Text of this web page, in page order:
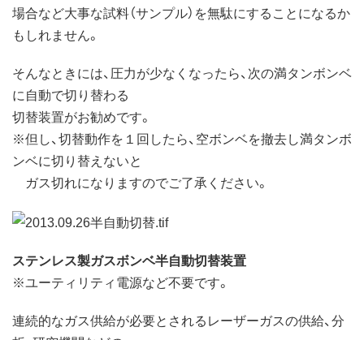
場合など大事な試料（サンプル）を無駄にすることになるか
もしれません。
そんなときには、圧力が少なくなったら、次の満タンボンベ
に自動で切り替わる
切替装置がお勧めです。
※但し、切替動作を１回したら、空ボンベを撤去し満タンボ
ンベに切り替えないと
ガス切れになりますのでご了承ください。
ステンレス製ガスボンベ半自動切替装置
※ユーティリティ電源など不要です。
連続的なガス供給が必要とされるレーザーガスの供給、分